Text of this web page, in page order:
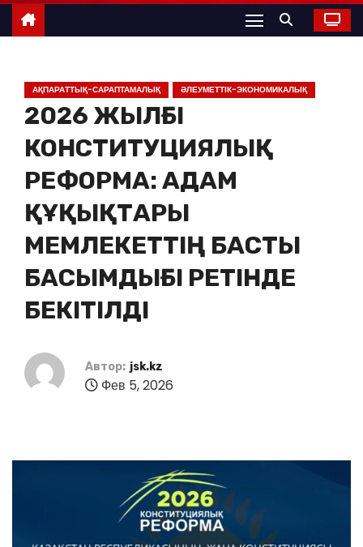
АҚПАРАТТЫҚ-САРАПТАМАЛЫҚ ӘЛЕУМЕТТІК-ЭКОНОМИКАЛЫҚ
2026 ЖЫЛҒЫ
КОНСТИТУЦИЯЛЫҚ
РЕФОРМА: АДАМ
ҚҰҚЫҚТАРЫ
МЕМЛЕКЕТТІҢ БАСТЫ
БАСЫМДЫҒЫ РЕТІНДЕ
БЕКІТІЛДІ
Автор: jsk.kz
Фев 5, 2026